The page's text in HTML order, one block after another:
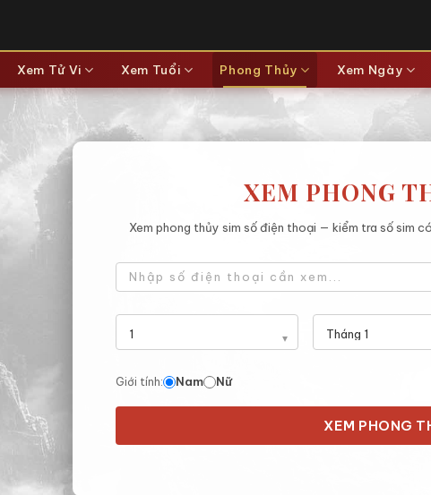
Xem Tử Vi Xem Tuổi Phong Thủy Xem Ngày
XEM PHONG
Xem phong thủy sim số điện thoại — kiểm tra số sim
Giới tính: Nam Nữ
XEM PHONG